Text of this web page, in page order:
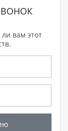
вам этот